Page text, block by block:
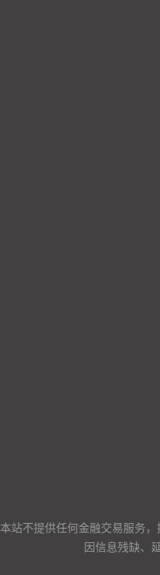
本站不提供任何金融交易服务
因信息残缺、